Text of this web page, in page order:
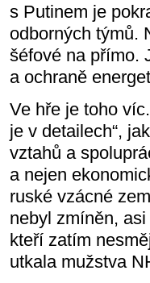
s Putinem je
odborných týmů.
šéfové na přímo.
a ochraně
Ve hře je toho
je v detailech“,
vztahů a
a nejen
ruské vzácné
nebyl zmíněn,
kteří zatím
utkala mužstva